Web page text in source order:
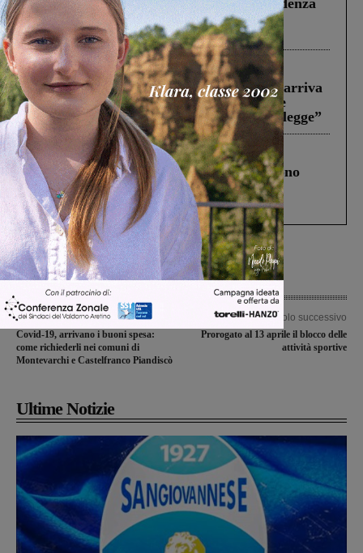
Piscina di Figline finanziata oltre la scadenza
Pnrr, il gruppo di Fratelli d’Italia: “Un
ringraziamento al Governo”
Reggello 30 Luglio 2026
Reggello, la chiusura di ‘Mordi e fuggi’ arriva
in Consiglio. Il sindaco: “Come Comune
abbiamo agito solo per far rispettare la legge”
Cronaca 4 Agosto 2026
Un anno fa la strage in A1 in cui morirono
Gianni, Giulia e Franco. Lo schianto, il
processo, lo stop ai sorpassi fra tir....
Articolo precedente
Covid-19, arrivano i buoni spesa:
come richiederli nei comuni di
Montevarchi e Castelfranco Piandiscò
Articolo successivo
Prorogato al 13 aprile il blocco delle
attività sportive
Ultime Notizie